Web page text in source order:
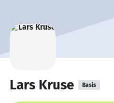
Lars Kruse Basis